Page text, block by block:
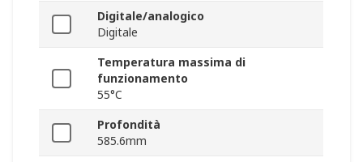
Digitale/analogico
Digitale
Temperatura massima di
funzionamento
55°C
Profondità
585.6mm